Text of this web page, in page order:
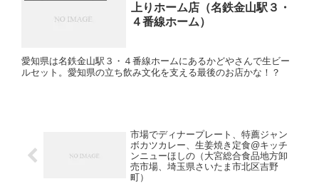
上りホーム店（名鉄金山駅３・
４番線ホーム）
愛知県は名鉄金山駅３・４番線ホームにあるかどやさんで生ビー
ルセット。愛知県の立ち飲み文化を支える最後のお店かな！？
市場でディナープレート、特薦ジャン
ボカツカレー、生姜焼き定食@キッチ
ンニューほしの（大宮総合食品地方卸
売市場、埼玉県さいたま市北区吉野
町）